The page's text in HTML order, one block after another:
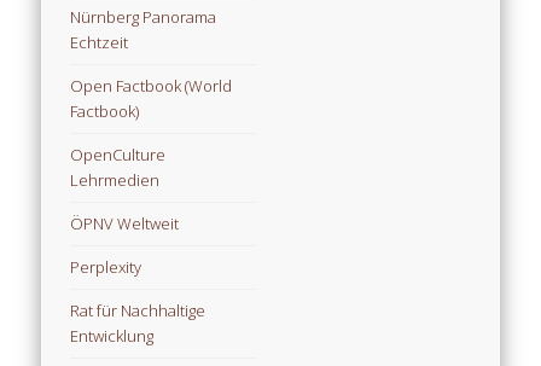
Nürnberg Panorama
Echtzeit
Open Factbook (World
Factbook)
OpenCulture
Lehrmedien
ÖPNV Weltweit
Perplexity
Rat für Nachhaltige
Entwicklung